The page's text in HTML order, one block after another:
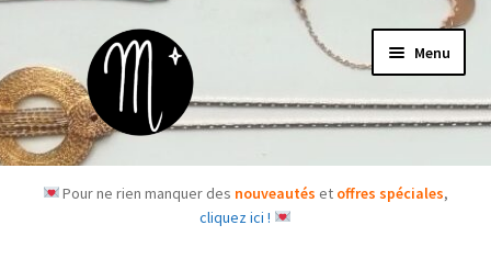
à
la
navigation
au
contenu
Menu
Accueil
Pour ne rien manquer des nouveautéset offres spéciales,
cliquez ici !